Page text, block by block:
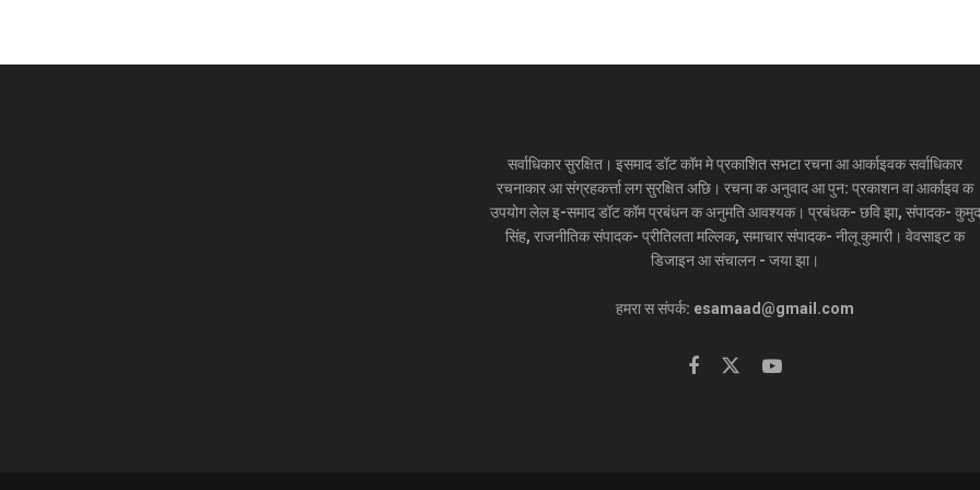
सर्वाधिकार सुरक्षित। इसमाद डॉट कॉम मे प्रकाशित सभटा रचना आ आर्काइवक सर्वाधिकार
रचनाकार आ संग्रहकर्त्ता लग सुरक्षित अछि। रचना क अनुवाद आ पुन: प्रकाशन वा आर्काइव क
उपयोग लेल इ-समाद डॉट कॉम प्रबंधन क अनुमति आवश्यक। प्रबंधक- छवि झा, संपादक- कुमुद
सिंह, राजनीतिक संपादक- प्रीतिलता मल्लिक, समाचार संपादक- नीलू कुमारी। वेवसाइट क
डिजाइन आ संचालन - जया झा।
हमरा स संपर्क: esamaad@gmail.com